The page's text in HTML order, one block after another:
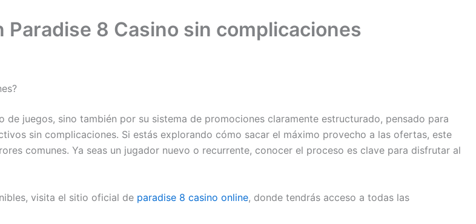
8 Casino sin complicaciones
juegos, sino también por su sistema de promociones claramente estructurado, pensado para
sin complicaciones. Si estás explorando cómo sacar el máximo provecho a las ofertas, este
comunes. Ya seas un jugador nuevo o recurrente, conocer el proceso es clave para disfrutar al
visita el sitio oficial de paradise 8 casino online, donde tendrás acceso a todas las